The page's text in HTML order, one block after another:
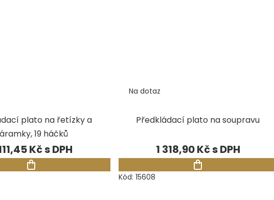
plato na řetízky a
19 háčků
Kč
Předkládací plato na soupravu
Na dotaz
1 318,90 Kč
Kód: 15608